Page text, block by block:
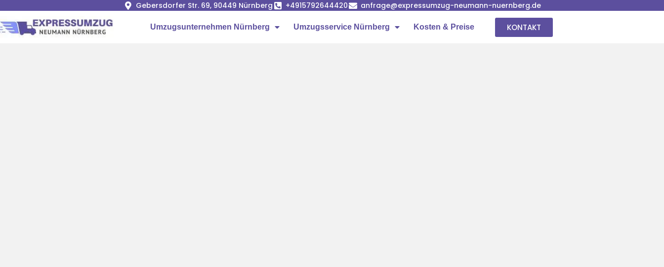
Gebersdorfer Str. 69, 90449 Nürnberg +4915792644420 anfrage@expressumzug-neumann-nuernberg.de
Umzugsunternehmen Nürnberg Umzugsservice Nürnberg Kosten & Preise KONTAKT